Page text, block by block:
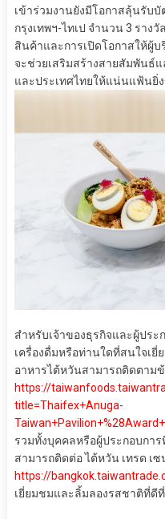
เข้าร่วมงานยังมีโอกาสลุ้นรับ
กรุงเทพฯ-ไทเป จำนวน 3 ราง
สินค้าและการเปิดโอกาสให้ผู้
จะช่วยเสริมสร้างสายสัมพันธ์
และประเทศไทยให้แน่นแฟ้นยิ่
สําหรับเจ้าของธุรกิจและผู้ปร
เครื่องดื่มหรือท่านใดที่สนใจเ
อาหารไต้หวันสามารถติดตาม
https://
title=Thaifex+Anuga-
รวมทั้งบุคคลหรือผู้ประกอบก
สามารถติดต่อ ไต้หวัน เทรด เซ
https://
เยี่ยมชมและลิ้มลองรสชาติที่ดี